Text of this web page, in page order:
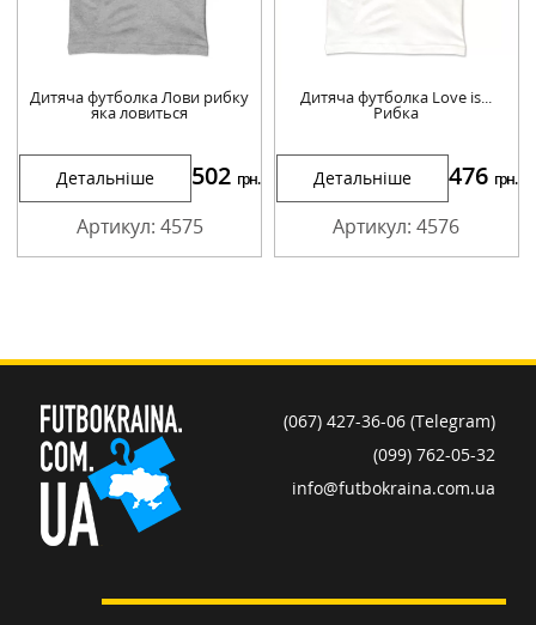
Дитяча футболка Лови рибку
яка ловиться
Детальніше 502 грн.
Артикул: 4575
Дитяча футболка Love is...
Рибка
Детальніше 476 грн.
Артикул: 4576
(067) 427-36-06 (Telegram)
(099) 762-05-32
info@futbokraina.com.ua